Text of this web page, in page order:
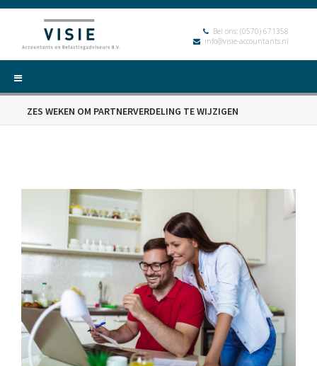
Bel ons: (0570) 671358
info@visie-accountants.nl
ZES WEKEN OM PARTNERVERDELING TE WIJZIGEN